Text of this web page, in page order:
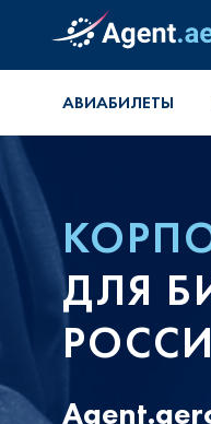
АВИАБИЛЕТЫ
ДЛЯ